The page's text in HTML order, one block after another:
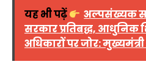
यह भी पढ़ें
अल्पसंख्यक
सरकार प्रतिबद्ध, आधुनिक
अधिकारों पर जोर: मुख्यमंत्री